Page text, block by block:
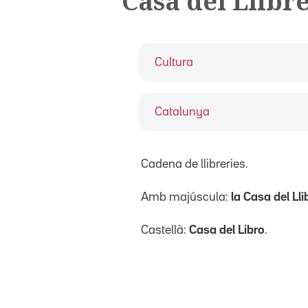
Cultura
Catalunya
Cadena de llibreries.
Amb majúscula: la Casa del
Castellà: Casa del Libro.